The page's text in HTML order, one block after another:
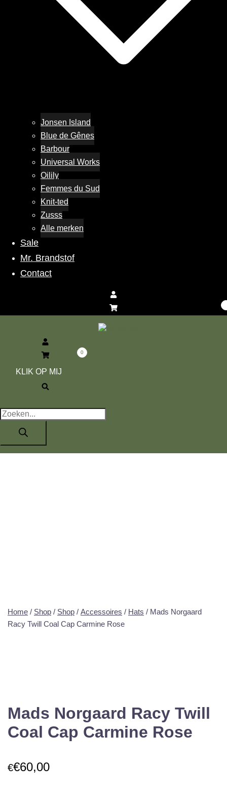
Jonsen Island
Blue de Gênes
Barbour
Universal Works
Oilily
Femmes du Sud
Knit-ted
Zusss
Alle merken
Sale
Mr. Brandstof
Contact
0
KLIK OP MIJ
Producten
zoeken
Home / Shop / Shop / Accessoires / Hats / Mads Norgaard
Racy Twill Coal Cap Carmine Rose
Mads Norgaard Racy Twill
Coal Cap Carmine Rose
€€60,00